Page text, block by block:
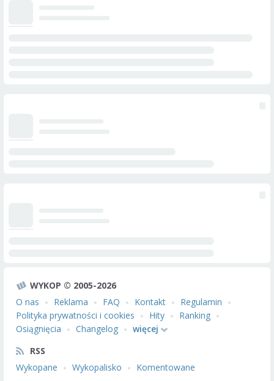
WYKOP © 2005-2026
O nas
Reklama FAQ Kontakt
Regulamin
Polityka prywatności i cookies
Hity
Ranking
Osiągnięcia
Changelog
więcej
RSS
Wykopane
Wykopalisko Komentowane